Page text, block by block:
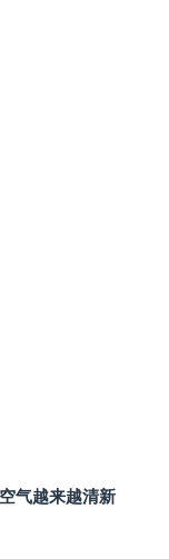
气越来越清新